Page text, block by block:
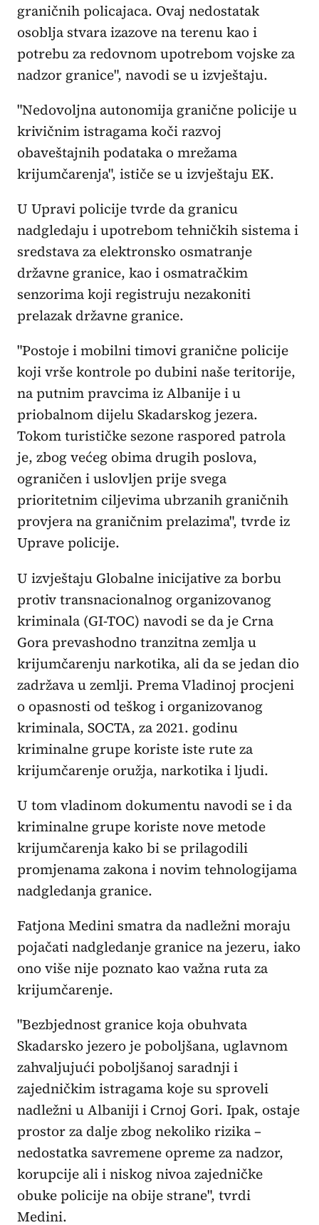
graničnih policajaca. Ovaj nedostatak
osoblja stvara izazove na terenu kao i
potrebu za redovnom upotrebom vojske za
nadzor granice", navodi se u izvještaju.
"Nedovoljna autonomija granične policije u
krivičnim istragama koči razvoj
obaveštajnih podataka o mrežama
krijumčarenja", ističe se u izvještaju EK.
U Upravi policije tvrde da granicu
nadgledaju i upotrebom tehničkih sistema i
sredstava za elektronsko osmatranje
državne granice, kao i osmatračkim
senzorima koji registruju nezakoniti
prelazak državne granice.
"Postoje i mobilni timovi granične policije
koji vrše kontrole po dubini naše teritorije,
na putnim pravcima iz Albanije i u
priobalnom dijelu Skadarskog jezera.
Tokom turističke sezone raspored patrola
je, zbog većeg obima drugih poslova,
ograničen i uslovljen prije svega
prioritetnim ciljevima ubrzanih graničnih
provjera na graničnim prelazima", tvrde iz
Uprave policije.
U izvještaju Globalne inicijative za borbu
protiv transnacionalnog organizovanog
kriminala (GI-TOC) navodi se da je Crna
Gora prevashodno tranzitna zemlja u
krijumčarenju narkotika, ali da se jedan dio
zadržava u zemlji. Prema Vladinoj procjeni
o opasnosti od teškog i organizovanog
kriminala, SOCTA, za 2021. godinu
kriminalne grupe koriste iste rute za
krijumčarenje oružja, narkotika i ljudi.
U tom vladinom dokumentu navodi se i da
kriminalne grupe koriste nove metode
krijumčarenja kako bi se prilagodili
promjenama zakona i novim tehnologijama
nadgledanja granice.
Fatjona Medini smatra da nadležni moraju
pojačati nadgledanje granice na jezeru, iako
ono više nije poznato kao važna ruta za
krijumčarenje.
"Bezbjednost granice koja obuhvata
Skadarsko jezero je poboljšana, uglavnom
zahvaljujući poboljšanoj saradnji i
zajedničkim istragama koje su sproveli
nadležni u Albaniji i Crnoj Gori. Ipak, ostaje
prostor za dalje zbog nekoliko rizika –
nedostatka savremene opreme za nadzor,
korupcije ali i niskog nivoa zajedničke
obuke policije na obije strane", tvrdi
Medini.